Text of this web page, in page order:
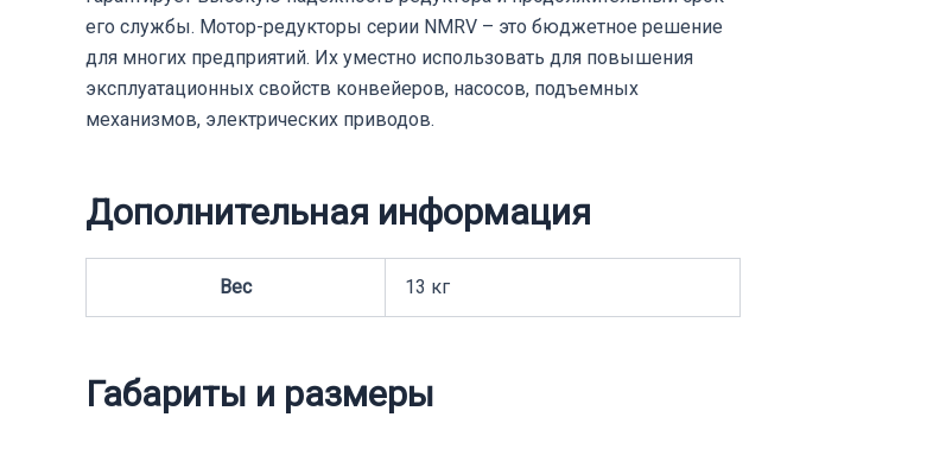
его службы. Мотор-редукторы серии NMRV – это бюджетное решение
для многих предприятий. Их уместно использовать для повышения
эксплуатационных свойств конвейеров, насосов, подъемных
механизмов, электрических приводов.
Дополнительная информация
Вес 13 кг
Габариты и размеры